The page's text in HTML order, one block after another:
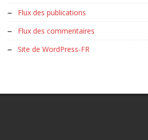
Flux des publications
Flux des commentaires
Site de WordPress-FR